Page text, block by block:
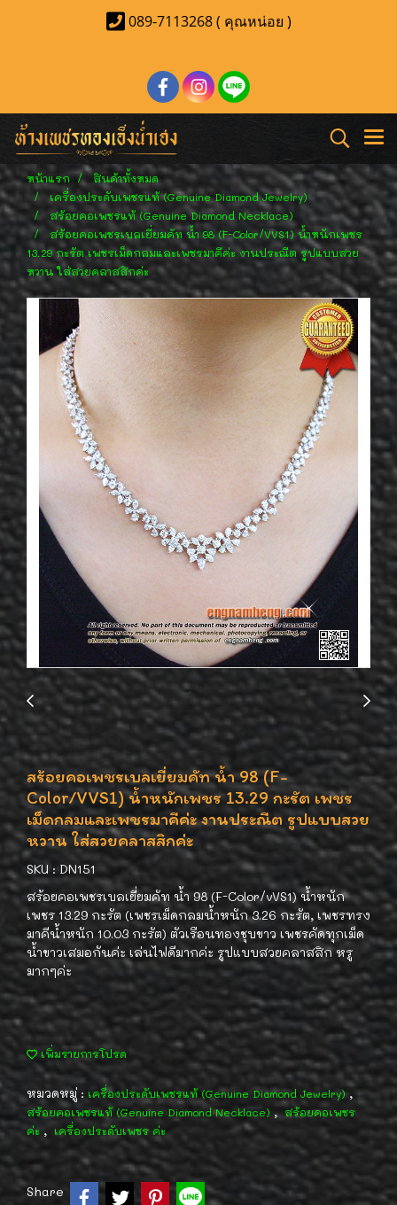
089-7113268 ( คุณหน่อย )
หน้าแรก
สินค้าทั้งหมด
เครื่องประดับเพชรแท้ (Genuine Diamond Jewelry)
สร้อยคอเพชรแท้ (Genuine Diamond Necklace)
สร้อยคอเพชรเบลเยี่ยมคัท น้ำ 98 (F-Color/VVS1) น้ำหนักเพชร
13.29 กะรัต เพชรเม็ดกลมและเพชรมาคีค่ะ งานประณีต รูปแบบสวย
หวาน ใส่สวยคลาสสิกค่ะ
สร้อยคอเพชรเบลเยี่ยมคัท น้ำ 98 (F-
Color/VVS1) น้ำหนักเพชร 13.29 กะรัต เพชร
เม็ดกลมและเพชรมาคีค่ะ งานประณีต รูปแบบสวย
หวาน ใส่สวยคลาสสิกค่ะ
SKU : DN151
สร้อยคอเพชรเบลเยี่ยมคัท น้ำ 98 (F-Color/vVS1) น้ำหนัก
เพชร 13.29 กะรัต (เพชรเม็ดกลมน้ำหนัก 3.26 กะรัต, เพชรทรง
มาคีน้ำหนัก 10.03 กะรัต) ตัวเรือนทองชุบขาว เพชรคัดทุกเม็ด
น้ำขาวเสมอกันค่ะ เล่นไฟดีมากค่ะ รูปแบบสวยคลาสสิก หรู
มากๆค่ะ
เพิ่มรายการโปรด
หมวดหมู่ : เครื่องประดับเพชรแท้ (Genuine Diamond Jewelry) ,
สร้อยคอเพชรแท้ (Genuine Diamond Necklace) , สร้อยคอเพชร
ค่ะ , เครื่องประดับเพชร ค่ะ
Share